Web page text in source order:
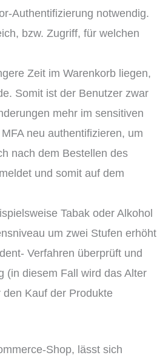
Authentifizierung notwendig.
bzw. Zugriff, für welchen
Zeit im Warenkorb liegen,
Somit ist der Benutzer zwar
mehr im sensitiven
neu authentifizieren, um
nach dem Bestellen des
und somit auf dem
Tabak oder Alkohol
um zwei Stufen erhöht
Verfahren überprüft und
(in diesem Fall wird das Alter
Kauf der Produkte
Shop, lässt sich